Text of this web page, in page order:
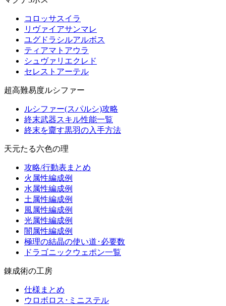
コロッサスイラ
リヴァイアサンマレ
ユグドラシルアルボス
ティアマトアウラ
シュヴァリエクレド
セレストアーテル
超高難易度ルシファー
ルシファー(スパルシ)攻略
終末武器スキル性能一覧
終末を齎す黒羽の入手方法
天元たる六色の理
攻略/行動表まとめ
火属性編成例
水属性編成例
土属性編成例
風属性編成例
光属性編成例
闇属性編成例
極理の結晶の使い道･必要数
ドラゴニックウェポン一覧
錬成術の工房
仕様まとめ
ウロボロス･ミニステル